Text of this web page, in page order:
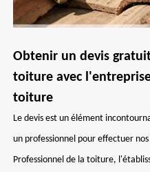
Obtenir un devis
toiture avec
toiture
Le devis est un élément
un professionnel pour effectuer
Professionnel de la toiture,